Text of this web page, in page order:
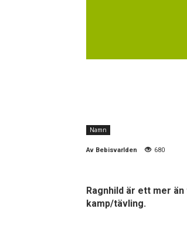
Namn
Av Bebisvarlden 680
Ragnhild är ett mer
kamp/tävling.